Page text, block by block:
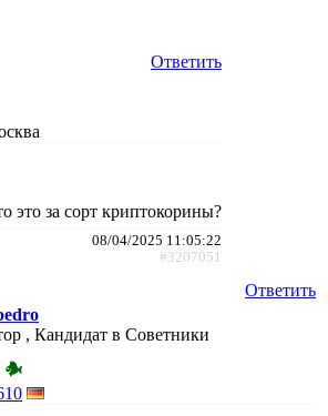
Ответить
это за сорт криптокорины?
08/04/2025 11:05:22
#3207051
Ответить
, Кандидат в Советники